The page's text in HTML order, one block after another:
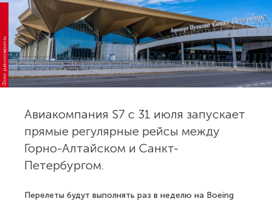
Фото: pulkovoairport.ru
Авиакомпания S7 с 31 июля запускает
прямые регулярные рейсы между
Горно-Алтайском и Санкт-
Петербургом.
Перелеты будут выполнять раз в неделю на Boeing